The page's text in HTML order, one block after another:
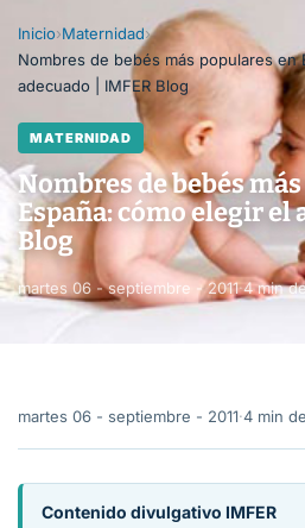
Inicio›Maternidad›
Nombres de bebés más populares en
adecuado | IMFER Blog
MATERNIDAD
Nombres de bebés
España: cómo elegir el
Blog
martes 06 - septiembre - 2011·4 min
martes 06 - septiembre - 2011·4 min
Contenido divulgativo IMFER